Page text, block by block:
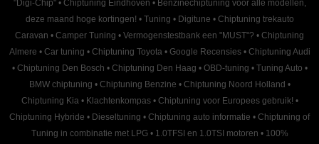
"Digi-Chip" • Chiptuning Eindhoven • Benzinechiptuning voor alle modellen,
deze maand hoge kortingen! • Tuning • Digitune • Chiptuning trekauto
Caravan • Camper Tuning • Vermogenstestbank een "MUST"? • Chiptuning
Almere • Car tuning • Chiptuning Toyota • Google Recensies • Chiptuning Audi
• Chiptuning Den Bosch • Chiptuning Den Haag • OBD-tuning • Tuning Auto •
BMW chiptuning • Chiptuning Benzine • Chiptuning Noord Holland •
Chiptuning Kia • Klachtenkompas • Chiptuning voor Europees gebruik! •
Chiptuning Hybride • Dieseltuning • Chiptuning auto informatie • Chiptuning of
Tuning in combinatie met LPG • 1.0TFSI en 1.0TSI motoren • 100%